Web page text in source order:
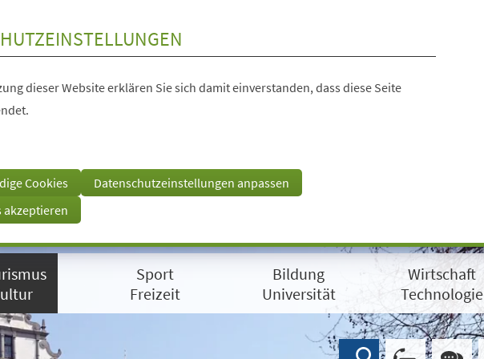
dieser Website erklären Sie sich damit einverstanden, dass diese Seite
Cookies
Datenschutzeinstellungen anpassen
akzeptieren
Sport
Freizeit
Bildung
Universität
Wirtschaft
Technologie